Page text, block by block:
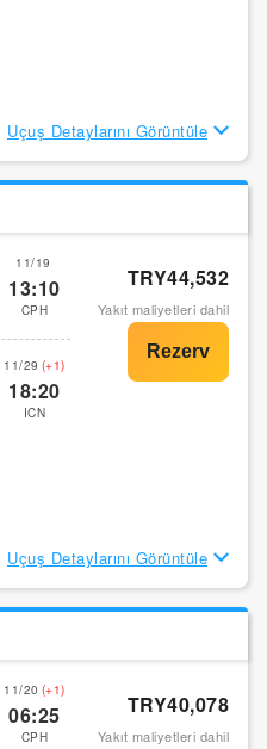
Uçuş Detaylarını Görüntüle
11/19
13:10
CPH
11/29 (+1)
18:20
ICN
TRY44,532
Yakıt maliyetleri dahil
Uçuş Detaylarını Görüntüle
11/20 (+1)
06:25
CPH
TRY40,078
Yakıt maliyetleri dahil